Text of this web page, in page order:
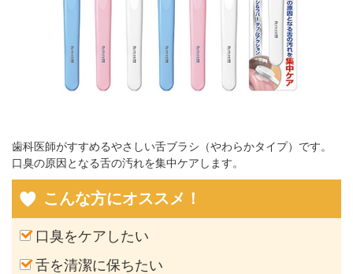
歯科医師がすすめるやさしい舌ブラシ（やわらかタイプ）です。
口臭の原因となる舌の汚れを集中ケアします。
こんな方にオススメ！
口臭をケアしたい
舌を清潔に保ちたい